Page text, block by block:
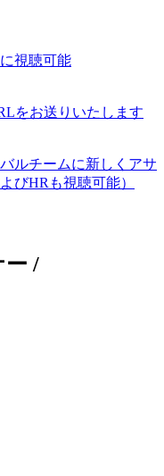
視聴可能
をお送りいたします
ルチームに新しくアサ
びHRも視聴可能）
ー /